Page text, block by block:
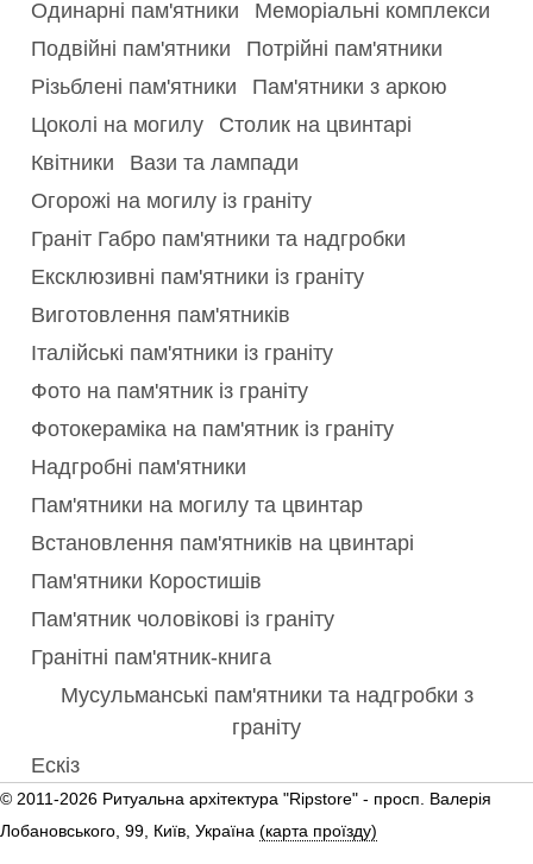
Одинарні пам'ятники
Меморіальні комплекси
Подвійні пам'ятники
Потрійні пам'ятники
Різьблені пам'ятники
Пам'ятники з аркою
Цоколі на могилу
Столик на цвинтарі
Квітники
Вази та лампади
Огорожі на могилу із граніту
Граніт Габро пам'ятники та надгробки
Ексклюзивні пам'ятники із граніту
Виготовлення пам'ятників
Італійські пам'ятники із граніту
Фото на пам'ятник із граніту
Фотокераміка на пам'ятник із граніту
Надгробні пам'ятники
Пам'ятники на могилу та цвинтар
Встановлення пам'ятників на цвинтарі
Пам'ятники Коростишів
Пам'ятник чоловікові із граніту
Гранітні пам'ятник-книга
Мусульманські пам'ятники та надгробки з
граніту
Ескіз
© 2011-2026 Ритуальна архітектура "Ripstore" - просп. Валерія
Лобановського, 99, Київ, Україна (карта проїзду)